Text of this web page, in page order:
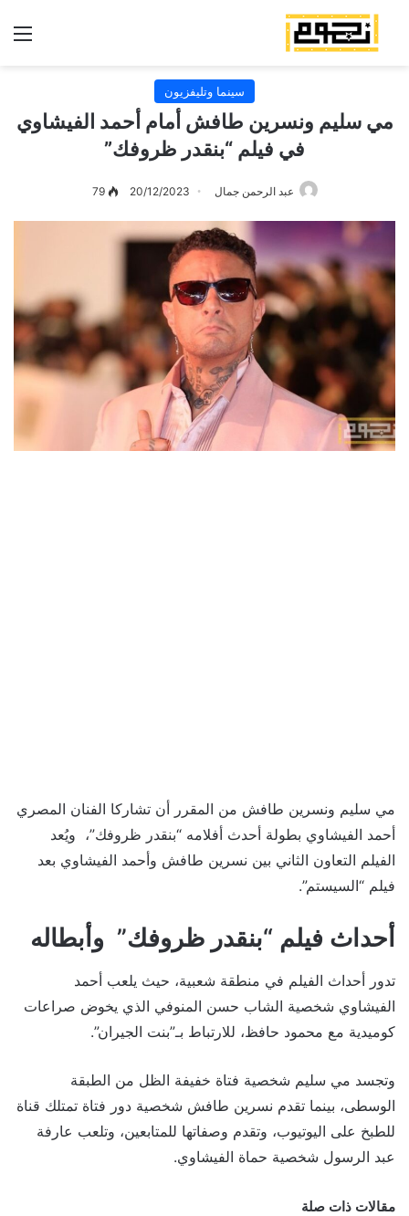
سينما وتليفزيون
مي سليم ونسرين طافش أمام أحمد الفيشاوي
في فيلم “بنقدر ظروفك”
عبد الرحمن جمال 20/12/2023
79
مي سليم ونسرين طافش من المقرر أن تشاركا الفنان المصري
أحمد الفيشاوي بطولة أحدث أفلامه “بنقدر ظروفك”، ويُعد
الفيلم التعاون الثاني بين نسرين طافش وأحمد الفيشاوي بعد
فيلم “السيستم”.
أحداث فيلم “بنقدر ظروفك” وأبطاله
تدور أحداث الفيلم في منطقة شعبية، حيث يلعب أحمد
الفيشاوي شخصية الشاب حسن المنوفي الذي يخوض صراعات
كوميدية مع محمود حافظ، للارتباط بـ”بنت الجيران”.
وتجسد مي سليم شخصية فتاة خفيفة الظل من الطبقة
الوسطى، بينما تقدم نسرين طافش شخصية دور فتاة تمتلك قناة
للطبخ على اليوتيوب، وتقدم وصفاتها للمتابعين، وتلعب عارفة
عبد الرسول شخصية حماة الفيشاوي.
مقالات ذات صلة